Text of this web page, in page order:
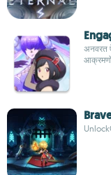
अनवरत